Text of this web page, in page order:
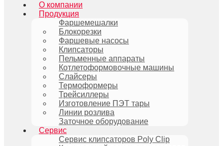
О компании
Продукция
Фаршемешалки
Блокорезки
Фаршевые насосы
Клипсаторы
Пельменные аппараты
Котлетоформовочные машины
Слайсеры
Термоформеры
Трейсиллеры
Изготовление ПЭТ тары
Линии розлива
Заточное оборудование
Сервис
Сервис клипсаторов Poly Clip